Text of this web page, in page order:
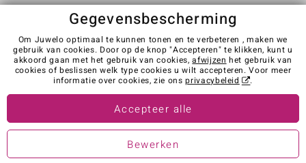
Algemene verkoopvoorwaarden Privacybeleid
Cookies
Colofon
Contact
Contract herroepen
Visit our stores in other countries:
© Juwelo Deutschland GmbH (Een onderneming van de elumeo SE)
Gegevensbescherming
Om Juwelo optimaal te kunnen tonen en te verbeteren , maken we
gebruik van cookies. Door op de knop "Accepteren" te klikken, kunt u
akkoord gaan met het gebruik van cookies,afwijzen het gebruik van
cookies of beslissen welk type cookies u wilt accepteren. Voor meer
informatie over cookies, zie onsprivacybeleid .
Accepteer alle
Bewerken